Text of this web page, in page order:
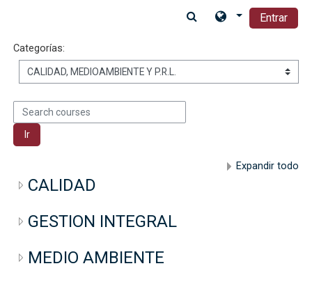
Entrar
Categorías:
Search courses
Ir
Expandir todo
CALIDAD
GESTION INTEGRAL
MEDIO AMBIENTE